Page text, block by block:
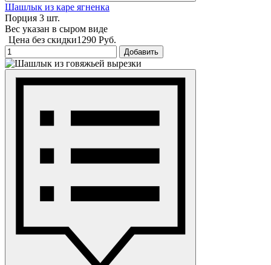
Шашлык из каре ягненка
Порция 3 шт.
Вес указан в сыром виде
Цена без скидки1290 Руб.
Добавить